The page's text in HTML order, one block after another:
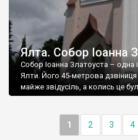
Ялта. Собор Іоанна
Собор Іоанна Златоуста – одна
Ялти. Його 45-метрова дзвіниця
майже звідусіль, а колись це
1 2 3 4